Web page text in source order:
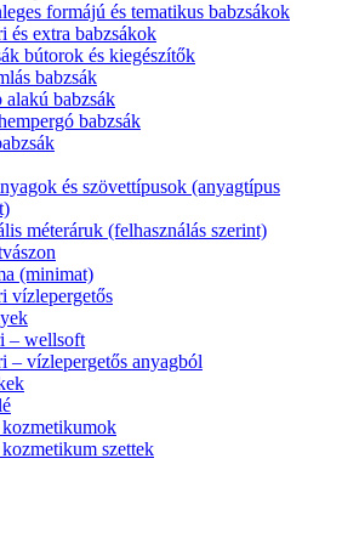
formájú és tematikus babzsákok
és extra babzsákok
bútorok és kiegészítők
babzsák
alakú babzsák
babzsák
és szövettípusok (anyagtípus
méteráruk (felhasználás szerint)
(minimat)
vízlepergetős
– wellsoft
– vízlepergetős anyagból
szettek